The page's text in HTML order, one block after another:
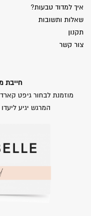
איך למדוד טבעות?
שאלות ותשובות
תקנון
צור קשר
חייבת
מוזמנת לבחור גיפט
המרגש יגיע